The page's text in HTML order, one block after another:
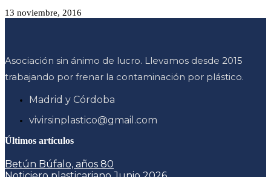
13 noviembre, 2016
Asociación sin ánimo de lucro. Llevamos desde 2015
trabajando por frenar la contaminación por plástico.
Madrid y Córdoba
vivirsinplastico@gmail.com
Últimos artículos
Betún Búfalo, años 80